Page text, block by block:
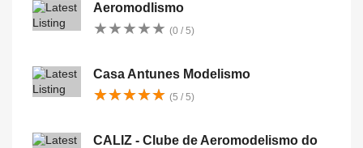
Aeromodlismo
★★★★★
★★★★★ (0 / 5)
Casa Antunes Modelismo
★★★★★
★★★★★ (5 / 5)
CALIZ - Clube de Aeromodelismo do